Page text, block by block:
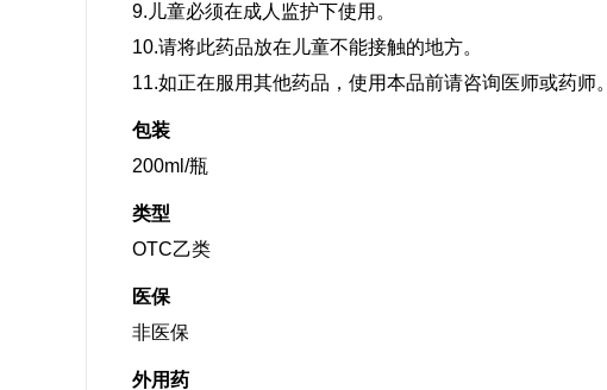
9.儿童必须在成人监护下使用。
10.请将此药品放在儿童不能接触的地方。
11.如正在服用其他药品，使用本品前请咨询医师或药师。
包装
200ml/瓶
类型
OTC乙类
医保
非医保
外用药